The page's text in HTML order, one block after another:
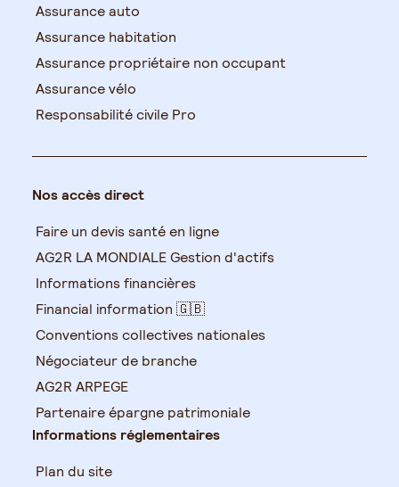
Assurance auto
Assurance habitation
Assurance propriétaire non occupant
Assurance vélo
Responsabilité civile Pro
Nos accès direct
Faire un devis santé en ligne
AG2R LA MONDIALE Gestion d'actifs
Informations financières
Financial information 🇬🇧
Conventions collectives nationales
Négociateur de branche
AG2R ARPEGE
Partenaire épargne patrimoniale
Informations réglementaires
Plan du site